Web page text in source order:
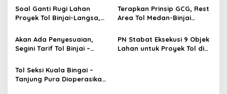
Brandan
Soal Ganti Rugi Lahan
Proyek Tol Binjai-Langsa,
Terapkan Prinsip GCG, Rest
Area Tol Medan-Binjai
Februari 2025
Akan Ada Penyesuaian,
Segini Tarif Tol Binjai –
PN Stabat Eksekusi 9 Objek
Lahan untuk Proyek Tol di
Tol Seksi Kuala Bingai –
Tanjung Pura Dioperasikan,